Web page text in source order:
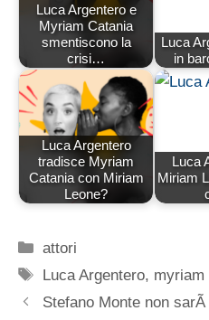
Luca Argentero e
Myriam Catania
smentiscono la
crisi…
Luca
in
Luca Argentero
tradisce Myriam
Catania con Miriam
Leone?
Luca
Miriam
Categorie
attori
Tag
Luca Argentero, myriam
Stefano Monte non